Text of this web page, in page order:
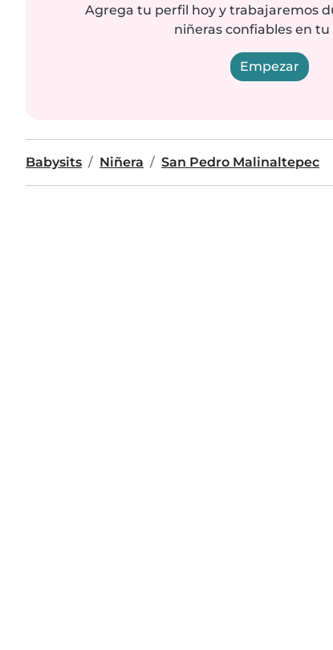
Agrega tu perfil hoy y trabajaremos
niñeras confiables en tu
Empezar
Babysits Niñera San Pedro Malinaltepec